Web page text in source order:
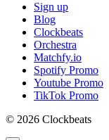
Sign up
Blog
Clockbeats
Orchestra
Matchfy.io
Spotify Promo
Youtube Promo
TikTok Promo
© 2026 Clockbeats